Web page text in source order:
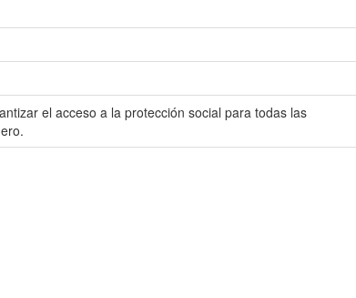
el acceso a la protección social para todas las